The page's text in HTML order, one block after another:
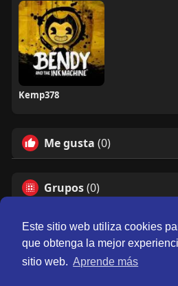
Este sitio web utiliza cookies
que obtenga la mejor
sitio web. Aprende más
Kemp378
Me gusta (0)
Grupos(0)
© 2026 Perú
Inicio
Nosotros Contacto